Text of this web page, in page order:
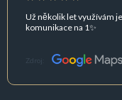
Už několik let využívám
komunikace na 1✨
Zdroj: